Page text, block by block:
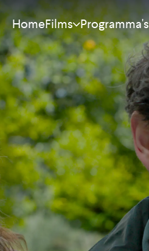
HomeFilms
Meest bekeken
Nieuw
Aanraders
Binnenkort
Alle films
Programma's